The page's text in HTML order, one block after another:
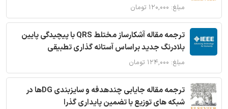
مبلغ: ۱۲۰,۰۰۰ تومان
ترجمه مقاله آشکارساز مختلط QRS با پیچیدگی پایین
بلادرنگ جدید براساس آستانه گذاری تطبیقی
مبلغ: ۱۲۴,۰۰۰ تومان
ترجمه مقاله جایابی چندهدفه و سایزبندی DGها در
شبکه های توزیع با تضمین پایداری گذرا